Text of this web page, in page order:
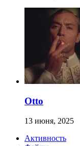
Otto
13 июня, 2025
Активность